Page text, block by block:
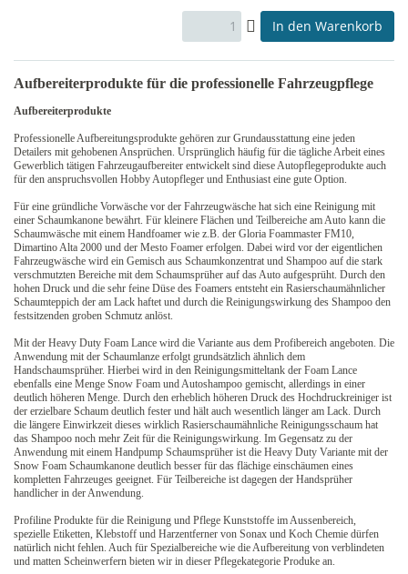
In den Warenkorb
Aufbereiterprodukte für die professionelle Fahrzeugpflege
Aufbereiterprodukte
Professionelle Aufbereitungsprodukte gehören zur Grundausstattung eine jeden
Detailers mit gehobenen Ansprüchen. Ursprünglich häufig für die tägliche Arbeit eines
Gewerblich tätigen Fahrzeugaufbereiter entwickelt sind diese Autopflegeprodukte auch
für den anspruchsvollen Hobby Autopfleger und Enthusiast eine gute Option.
Für eine gründliche Vorwäsche vor der Fahrzeugwäsche hat sich eine Reinigung mit
einer Schaumkanone bewährt. Für kleinere Flächen und Teilbereiche am Auto kann die
Schaumwäsche mit einem Handfoamer wie z.B. der Gloria Foammaster FM10,
Dimartino Alta 2000 und der Mesto Foamer erfolgen. Dabei wird vor der eigentlichen
Fahrzeugwäsche wird ein Gemisch aus Schaumkonzentrat und Shampoo auf die stark
verschmutzten Bereiche mit dem Schaumsprüher auf das Auto aufgesprüht. Durch den
hohen Druck und die sehr feine Düse des Foamers entsteht ein Rasierschaumähnlicher
Schaumteppich der am Lack haftet und durch die Reinigungswirkung des Shampoo den
festsitzenden groben Schmutz anlöst.
Mit der Heavy Duty Foam Lance wird die Variante aus dem Profibereich angeboten. Die
Anwendung mit der Schaumlanze erfolgt grundsätzlich ähnlich dem
Handschaumsprüher. Hierbei wird in den Reinigungsmitteltank der Foam Lance
ebenfalls eine Menge Snow Foam und Autoshampoo gemischt, allerdings in einer
deutlich höheren Menge. Durch den erheblich höheren Druck des Hochdruckreiniger ist
der erzielbare Schaum deutlich fester und hält auch wesentlich länger am Lack. Durch
die längere Einwirkzeit dieses wirklich Rasierschaumähnliche Reinigungsschaum hat
das Shampoo noch mehr Zeit für die Reinigungswirkung. Im Gegensatz zu der
Anwendung mit einem Handpump Schaumsprüher ist die Heavy Duty Variante mit der
Snow Foam Schaumkanone deutlich besser für das flächige einschäumen eines
kompletten Fahrzeuges geeignet. Für Teilbereiche ist dagegen der Handsprüher
handlicher in der Anwendung.
Profiline Produkte für die Reinigung und Pflege Kunststoffe im Aussenbereich,
spezielle Etiketten, Klebstoff und Harzentferner von Sonax und Koch Chemie dürfen
natürlich nicht fehlen. Auch für Spezialbereiche wie die Aufbereitung von verblindeten
und matten Scheinwerfern bieten wir in dieser Pflegekategorie Produke an.